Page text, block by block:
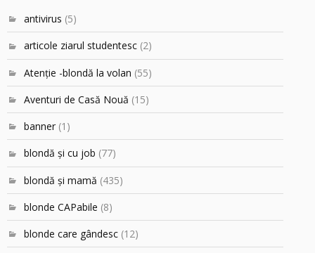
antivirus (5)
articole ziarul studentesc (2)
Atenţie -blondă la volan (55)
Aventuri de Casă Nouă (15)
banner (1)
blondă şi cu job (77)
blondă şi mamă (435)
blonde CAPabile (8)
blonde care gândesc (12)